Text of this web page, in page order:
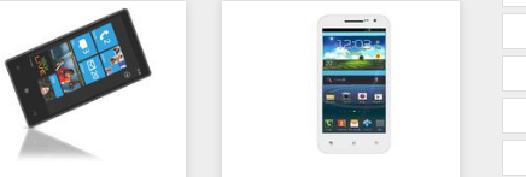
thêm app mặc
định, widget
tương tác